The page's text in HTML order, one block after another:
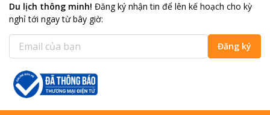
Du lịch thông minh! Đăng ký nhận tin để lên kế hoạch cho kỳ
nghỉ tới ngay từ bây giờ:
Đăng ký